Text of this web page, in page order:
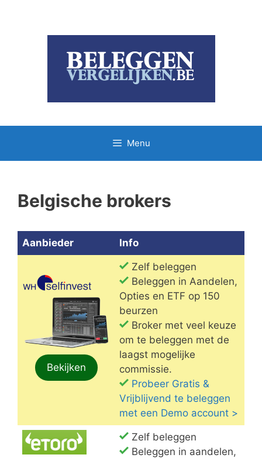
Menu
Belgische brokers
Aanbieder Info
Bekijken
Zelf beleggen
Beleggen in Aandelen,
Opties en ETF op 150
beurzen
Broker met veel keuze
om te beleggen met de
laagst mogelijke
commissie.
Probeer Gratis &
Vrijblijvend te beleggen
met een Demo account >
Zelf beleggen
Beleggen in aandelen,